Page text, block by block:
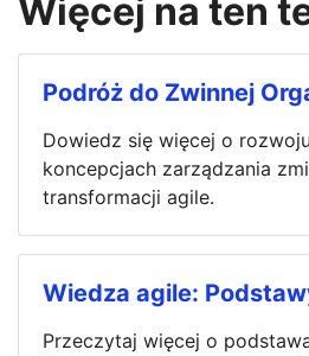
Więcej na ten
Podróż do Zwinnej
Dowiedz się więcej o
koncepcjach zarządzania
transformacji agile.
Wiedza agile:
Przeczytaj więcej o